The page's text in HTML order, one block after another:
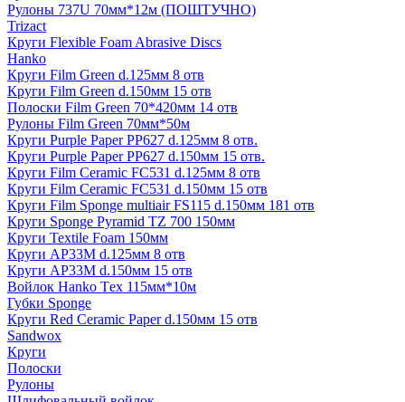
Рулоны 737U 70мм*12м (ПОШТУЧНО)
Trizact
Круги Flexible Foam Abrasive Discs
Hanko
Круги Film Green d.125мм 8 отв
Круги Film Green d.150мм 15 отв
Полоски Film Green 70*420мм 14 отв
Рулоны Film Green 70мм*50м
Круги Purple Paper PP627 d.125мм 8 отв.
Круги Purple Paper PP627 d.150мм 15 отв.
Круги Film Ceramic FC531 d.125мм 8 отв
Круги Film Ceramic FC531 d.150мм 15 отв
Круги Film Sponge multiair FS115 d.150мм 181 отв
Круги Sponge Pyramid TZ 700 150мм
Круги Textile Foam 150мм
Круги AP33M d.125мм 8 отв
Круги AP33M d.150мм 15 отв
Войлок Hanko Tех 115мм*10м
Губки Sponge
Круги Red Ceramic Paper d.150мм 15 отв
Sandwox
Круги
Полоски
Рулоны